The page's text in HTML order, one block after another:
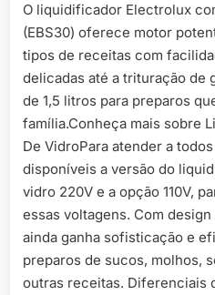
O liquidificador Electrolux
(EBS30) oferece motor
tipos de receitas com
delicadas até a trituração de
de 1,5 litros para preparos
família.Conheça mais sobre
De VidroPara atender a
disponíveis a versão do
vidro 220V e a opção 110V,
essas voltagens. Com
ainda ganha sofisticação e
preparos de sucos, molhos,
outras receitas. Diferenciais